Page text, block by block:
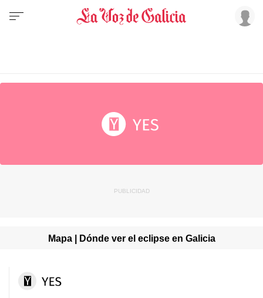
Mapa | Dónde ver el eclipse en Galicia